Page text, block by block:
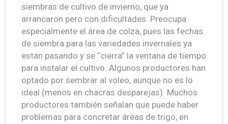
siembras de cultivo de invierno, que ya
arrancaron pero con dificultades. Preocupa
especialmente el área de colza, pues las fechas
de siembra para las variedades invernales ya
están pasando y se “cierra” la ventana de tiempo
para instalar el cultivo. Algunos productores han
optado por sembrar al voleo, aunque no es lo
ideal (menos en chacras desparejas). Muchos
productores también señalan que puede haber
problemas para concretar áreas de trigo, en